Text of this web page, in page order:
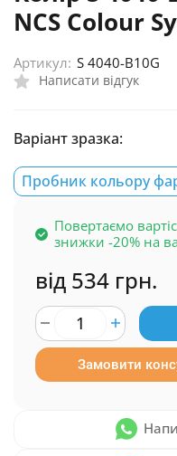
NCS Colour
Написати відгук
Артикул: S 4040-B10G
Варіант зразка:
Пробник кольору
Повертаємо
знижки -20% на
від 534 грн.
Замовити